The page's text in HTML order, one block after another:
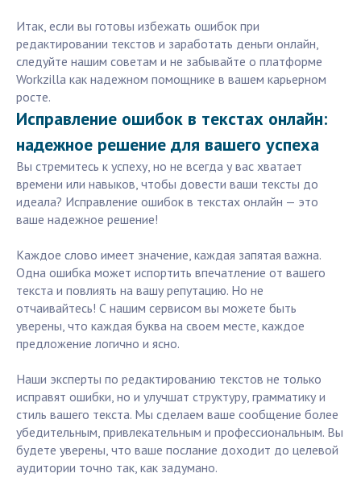
Итак, если вы готовы избежать ошибок при
редактировании текстов и заработать деньги онлайн,
следуйте нашим советам и не забывайте о платформе
Workzilla как надежном помощнике в вашем карьерном
росте.
Исправление ошибок в текстах онлайн:
надежное решение для вашего успеха
Вы стремитесь к успеху, но не всегда у вас хватает
времени или навыков, чтобы довести ваши тексты до
идеала? Исправление ошибок в текстах онлайн — это
ваше надежное решение!
Каждое слово имеет значение, каждая запятая важна.
Одна ошибка может испортить впечатление от вашего
текста и повлиять на вашу репутацию. Но не
отчаивайтесь! С нашим сервисом вы можете быть
уверены, что каждая буква на своем месте, каждое
предложение логично и ясно.
Наши эксперты по редактированию текстов не только
исправят ошибки, но и улучшат структуру, грамматику и
стиль вашего текста. Мы сделаем ваше сообщение более
убедительным, привлекательным и профессиональным. Вы
будете уверены, что ваше послание доходит до целевой
аудитории точно так, как задумано.